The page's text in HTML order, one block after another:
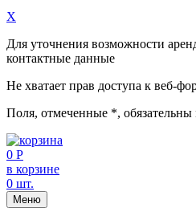
X
Для уточнения возможности
контактные данные
Не хватает прав доступа к веб-
Поля, отмеченные *,
0 Р
в корзине
0 шт.
Меню